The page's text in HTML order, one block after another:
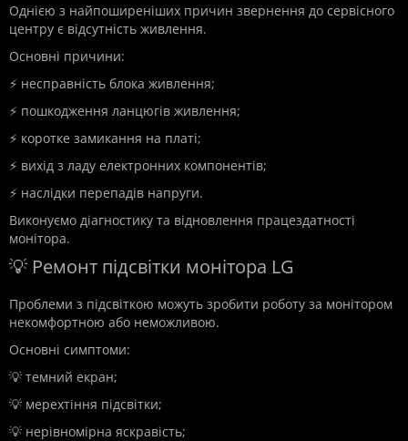
Однією з найпоширеніших причин звернення до сервісного
центру є відсутність живлення.
Основні причини:
⚡ несправність блока живлення;
⚡ пошкодження ланцюгів живлення;
⚡ коротке замикання на платі;
⚡ вихід з ладу електронних компонентів;
⚡ наслідки перепадів напруги.
Виконуємо діагностику та відновлення працездатності
монітора.
💡 Ремонт підсвітки монітора LG
Проблеми з підсвіткою можуть зробити роботу за монітором
некомфортною або неможливою.
Основні симптоми:
💡 темний екран;
💡 мерехтіння підсвітки;
💡 нерівномірна яскравість;